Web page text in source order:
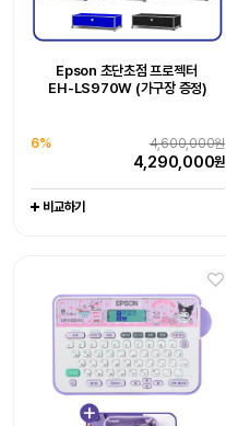
Epson 초단초점 프로젝터
EH-LS970W (가구장 증정)
4,600,000원
6%
4,290,000원
비교하기
Epson EcoTank 팩스 복합기
L6390
429,000원
0%
429,000원
비교하기
EH-LS970W 엡손 케어 - 오픈마켓
0원
Epson 네이머
LW-K200KU 쿠로미 라벨프린터
116,800원
23%
89,000원
비교하기
Epson 초단초점 프로젝터
EH-LS970W (가구장 증정)
4,290,000원